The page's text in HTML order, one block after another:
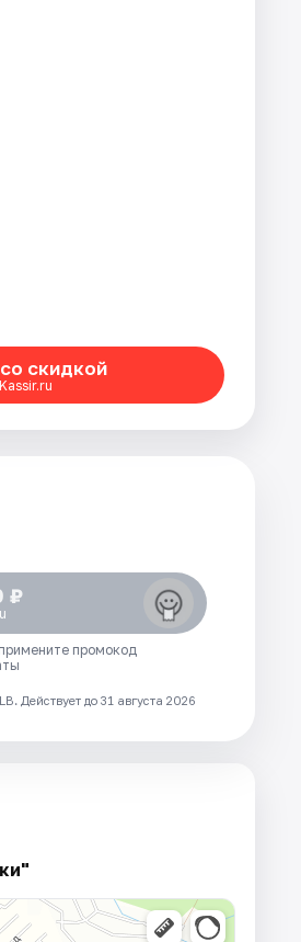
скидкой
₽
промокод
Действует до 31 августа 2026